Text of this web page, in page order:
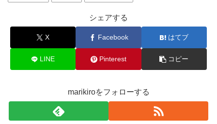
シェアする
X Facebook はてブ
LINE Pinterest コピー
marikiroをフォローする